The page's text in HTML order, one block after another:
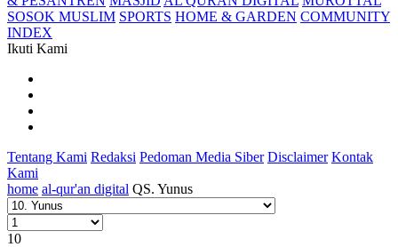
SOSOK MUSLIM SPORTS HOME & GARDEN COMMUNITY
INDEX
Ikuti Kami
Tentang Kami Redaksi Pedoman Media Siber Disclaimer Kontak
Kami
home al-qur'an digital QS. Yunus
10